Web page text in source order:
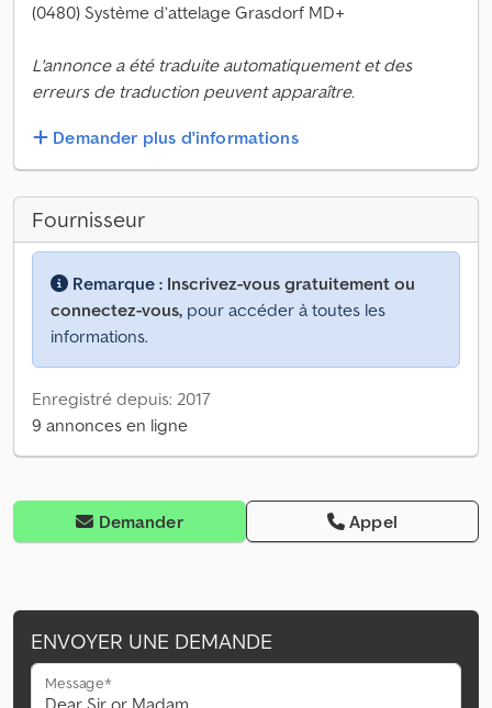
(0480) Système d’attelage Grasdorf MD+
L'annonce a été traduite automatiquement et des
erreurs de traduction peuvent apparaître.
Demander plus d'informations
Fournisseur
Remarque : Inscrivez-vous gratuitement ou
connectez-vous, pour accéder à toutes les
informations.
Enregistré depuis: 2017
9 annonces en ligne
Demander Appel
ENVOYER UNE DEMANDE
Message*